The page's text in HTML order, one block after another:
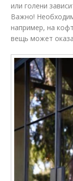
или голени
Важно!
например, на
вещь может